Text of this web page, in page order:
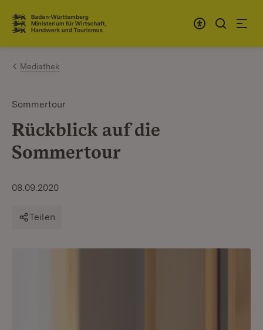
Zum Inhalt springen
Link zur Startseite
Mediathek
Sommertour
Rückblick auf die
Sommertour
08.09.2020
Teilen